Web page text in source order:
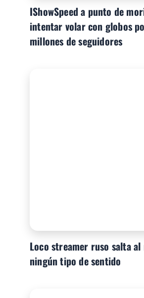
IShowSpeed a punto de
intentar volar con globos
millones de seguidores
Loco streamer ruso salta
ningún tipo de sentido